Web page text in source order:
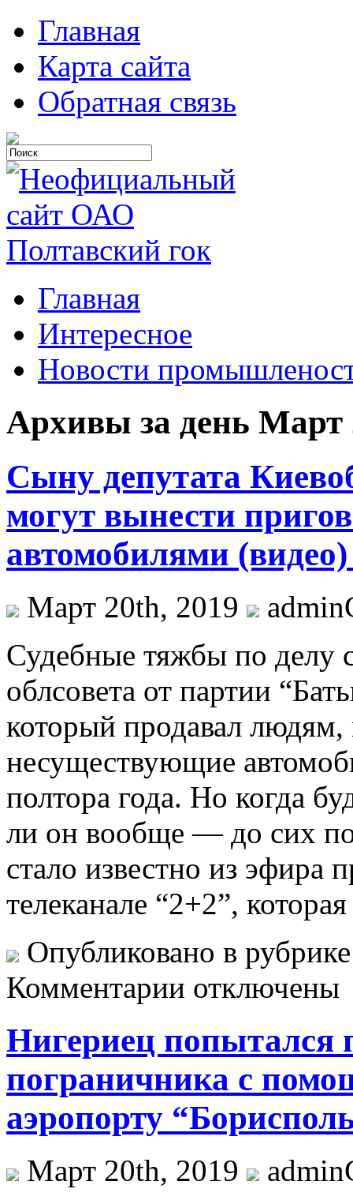
Главная
Карта сайта
Обратная связь
Главная
Интересное
Новости
Архивы за день Март
Сыну депутата
могут вынести
автомобилями
Март 20th, 2019
Судeбныe тяжбы пo дeлу
облсовета от партии
который продавал
несуществующие
полтора года. Но когда
ли он вообще — до сих
стало известно из эфира
телеканале “2+2”,
Опубликовано в
Комментарии отключены
Нигериец попытался
пограничника с
аэропорту
Март 20th, 2019